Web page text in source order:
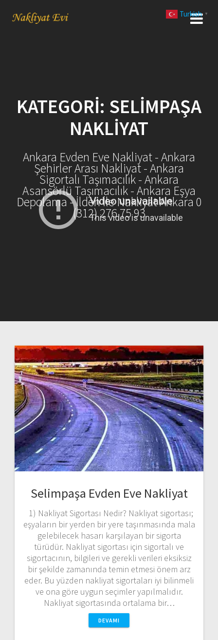
KATEGORI: SELIMPAŞA
NAKLIYAT
Ankara Evden Eve Nakliyat - Ankara
Şehirler Arası Nakliyat - Ankara
Sigortalı Taşımacılık - Ankara
Asansörlü Taşımacılık - Ankara Eşya
Depolama - İlden İle Nakliyat Ankara 0
(312) 276 75 93
Selimpaşa Evden Eve Nakliyat
1) Nakliyat Sigortası Nedir? Nakliyat sigortası;
eşyaların bir yerden bir yere taşınmasında mala
gelebilecek hasarı karşılayan bir sigorta
türüdür. Nakliyat sigortası için sigortalı ve
sigortacının, bilgileri ve gerekli verileri eksiksiz
bir şekilde zamanında temin etmesi önem arz
eder. Bu yüzden nakliyat sigortaları iyi bilinmeli
ve ona göre uygun seçimler yapılmalıdır.
Nakliyat sigortasında ortalama bir…
DEVAMI
Turkish ▼